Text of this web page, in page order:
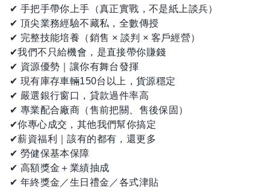
✔ 手把手帶你上手（真正實戰，不是紙上談兵）
✔ 頂尖業務經驗不藏私，全數傳授
✔ 完整技能培養（銷售 × 談判 × 客戶經營）
✔我們不只給機會，是直接帶你賺錢
✔ 資源優勢｜讓你有舞台發揮
✔ 現有庫存車輛150台以上，貨源穩定
✔ 嚴選銀行窗口，貸款過件率高
✔ 專業配合廠商（售前把關、售後保固）
✔你專心成交，其他我們幫你搞定
✔薪資福利｜該有的都有，還更多
✔ 勞健保基本保障
✔ 高額獎金＋業績抽成
✔ 年終獎金／生日禮金／各式津貼